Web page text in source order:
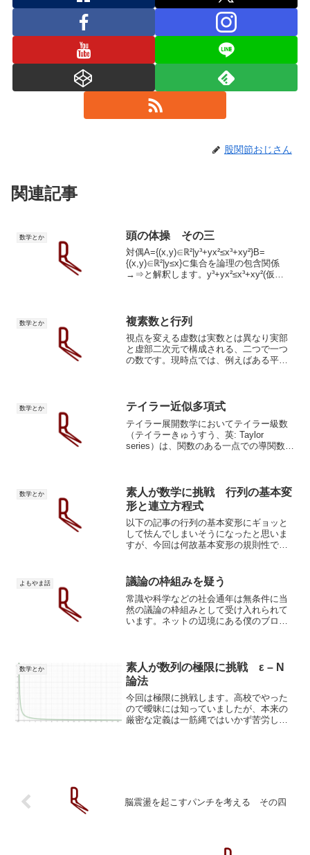
股関節おじさん
関連記事
数学とか 頭の体操 その三
対偶A={(x,y)∈ℝ²|y³+yx²≤x³+xy²}B=
{(x,y)∈ℝ²|y≤x}⊂集合を論理の包含関係
→⇒と解釈します。y³+yx²≤x³+xy²(仮
数学とか 複素数と行列
視点を変える虚数は実数とは異なり実部
と虚部二次元で構成される、二つで一つ
の数です。現時点では、例えばある平面
つのかな、と思っています...
数学とか テイラー近似多項式
テイラー展開数学においてテイラー級数
（テイラーきゅうすう、英: Taylor
series）は、関数のある一点での導関数の
かい）とい...
数学とか
素人が数学に挑戦 行列の基本変
形と連立方程式
以下の記事の行列の基本変形にギョッと
して怯んでしまいそうになったと思いま
すが、今回は何故基本変形の規則性で行
立方程式の変形例えばこんな連立方程式
があったとします。$\b...
よもやま話 議論の枠組みを疑う
常識や科学などの社会通年は無条件に当
然の議論の枠組みとして受け入れられて
います。ネットの辺境にある僕のブログ
らではないかと思います。...
数学とか
素人が数列の極限に挑戦 ε – N
論法
今回は極限に挑戦します。高校でやった
ので曖昧には知っていましたが、本来の
厳密な定義は一筋縄ではいかず苦労しま
脳震盪を起こすパンチを考える その四